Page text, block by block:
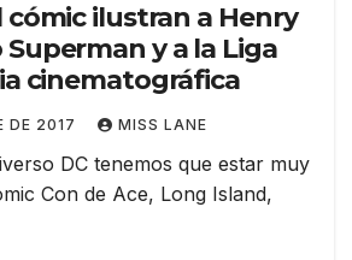
ilustran a Henry
Superman y a la Liga
cinematográfica
DE 2017 MISS LANE
DC tenemos que estar muy
Con de Ace, Long Island,